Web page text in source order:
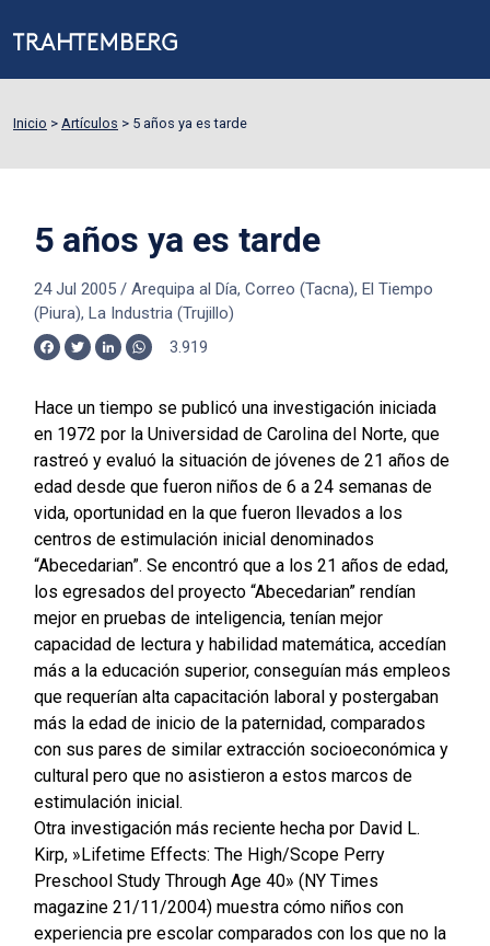
Inicio > Artículos > 5 años ya es tarde
5 años ya es tarde
24 Jul 2005/ Arequipa al Día, Correo (Tacna), El Tiempo
(Piura), La Industria (Trujillo)
Facebook
TwitterLinkedInWhatsApp
3.919
Hace un tiempo se publicó una investigación iniciada
en 1972 por la Universidad de Carolina del Norte, que
rastreó y evaluó la situación de jóvenes de 21 años de
edad desde que fueron niños de 6 a 24 semanas de
vida, oportunidad en la que fueron llevados a los
centros de estimulación inicial denominados
“Abecedarian”. Se encontró que a los 21 años de edad,
los egresados del proyecto “Abecedarian” rendían
mejor en pruebas de inteligencia, tenían mejor
capacidad de lectura y habilidad matemática, accedían
más a la educación superior, conseguían más empleos
que requerían alta capacitación laboral y postergaban
más la edad de inicio de la paternidad, comparados
con sus pares de similar extracción socioeconómica y
cultural pero que no asistieron a estos marcos de
estimulación inicial.
Otra investigación más reciente hecha por David L.
Kirp, »Lifetime Effects: The High/Scope Perry
Preschool Study Through Age 40» (NY Times
magazine 21/11/2004) muestra cómo niños con
experiencia pre escolar comparados con los que no la